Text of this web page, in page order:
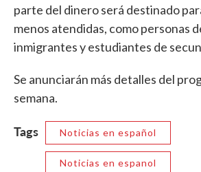
parte del dinero será destinado
menos atendidas, como personas
inmigrantes y estudiantes de
Se anunciarán más detalles del
semana.
Tags Noticias en español
Noticias en espanol